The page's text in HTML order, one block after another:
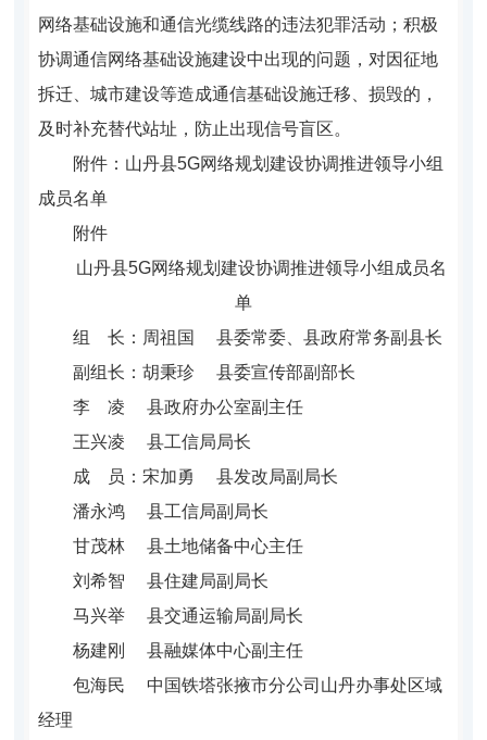
网络基础设施和通信光缆线路的违法犯罪活动；积极
协调通信网络基础设施建设中出现的问题，对因征地
拆迁、城市建设等造成通信基础设施迁移、损毁的，
及时补充替代站址，防止出现信号盲区。
附件：山丹县5G网络规划建设协调推进领导小组
成员名单
附件
山丹县5G网络规划建设协调推进领导小组成员名
单
组 长： 周祖国 县委常委、县政府常务副县长
副组长： 胡秉珍 县委宣传部副部长
李 凌 县政府办公室副主任
王兴凌 县工信局局长
成 员： 宋加勇 县发改局副局长
潘永鸿 县工信局副局长
甘茂林 县土地储备中心主任
刘希智 县住建局副局长
马兴举 县交通运输局副局长
杨建刚 县融媒体中心副主任
包海民 中 国铁塔张掖市分公司山丹办事处区域
经理